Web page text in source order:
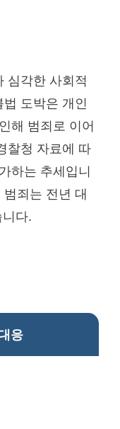
심각한 사회적
도박은 개인
해 범죄로 이어
찰청 자료에 따
하는 추세입니
죄는 전년 대
다.
응